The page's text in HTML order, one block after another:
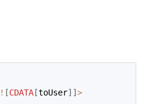
! [CDATA [toUser] ] >